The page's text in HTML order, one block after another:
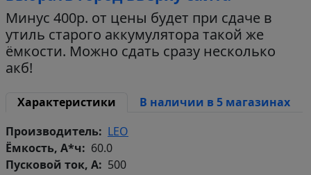
Минус 400р. от цены будет при сдаче в
утиль старого аккумулятора такой же
ёмкости. Можно сдать сразу несколько
акб!
Характеристики
В наличии в 5 магазинах
Производитель
LEO
Ёмкость, А*ч
60.0
Пусковой ток, А
500